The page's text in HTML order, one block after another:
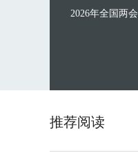
2026年全国两会
推荐阅读